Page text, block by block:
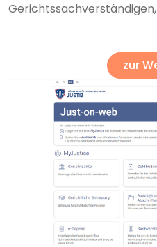
Gerichtssachverständigen,
zur